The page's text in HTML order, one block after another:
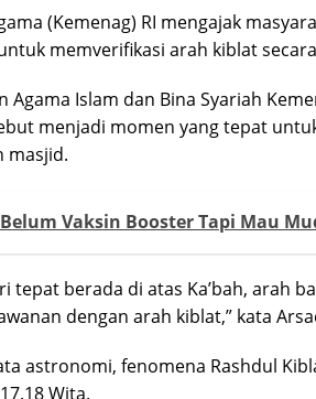
(Kemenag) RI mengajak
memverifikasi arah kiblat
Agama Islam dan Bina Syariah
menjadi momen yang tepat
masjid.
Belum Vaksin Booster Tapi Mau
tepat berada di atas Ka’bah, arah
dengan arah kiblat,” kata
astronomi, fenomena Rashdul
Wita.